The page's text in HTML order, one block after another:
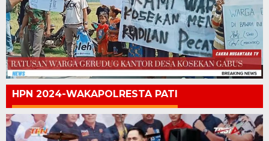
HPN 2024-WAKAPOLRESTA PATI